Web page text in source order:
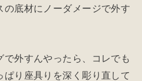
の底材にノーダメージで外す
外すんやったら、コレでも
り座具りを深く彫り直して